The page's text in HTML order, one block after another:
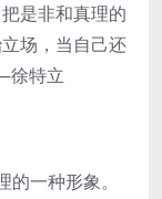
是非和真理的
场，当自己还
徐特立
一种形象。